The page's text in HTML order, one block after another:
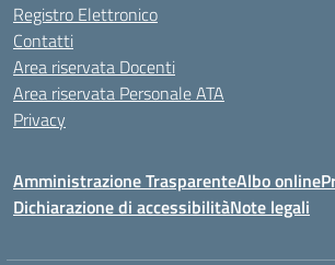
Registro Elettronico
Contatti
Area riservata Docenti
Area riservata Personale ATA
Privacy
Amministrazione TrasparenteAlbo online
Dichiarazione di accessibilitàNote legali